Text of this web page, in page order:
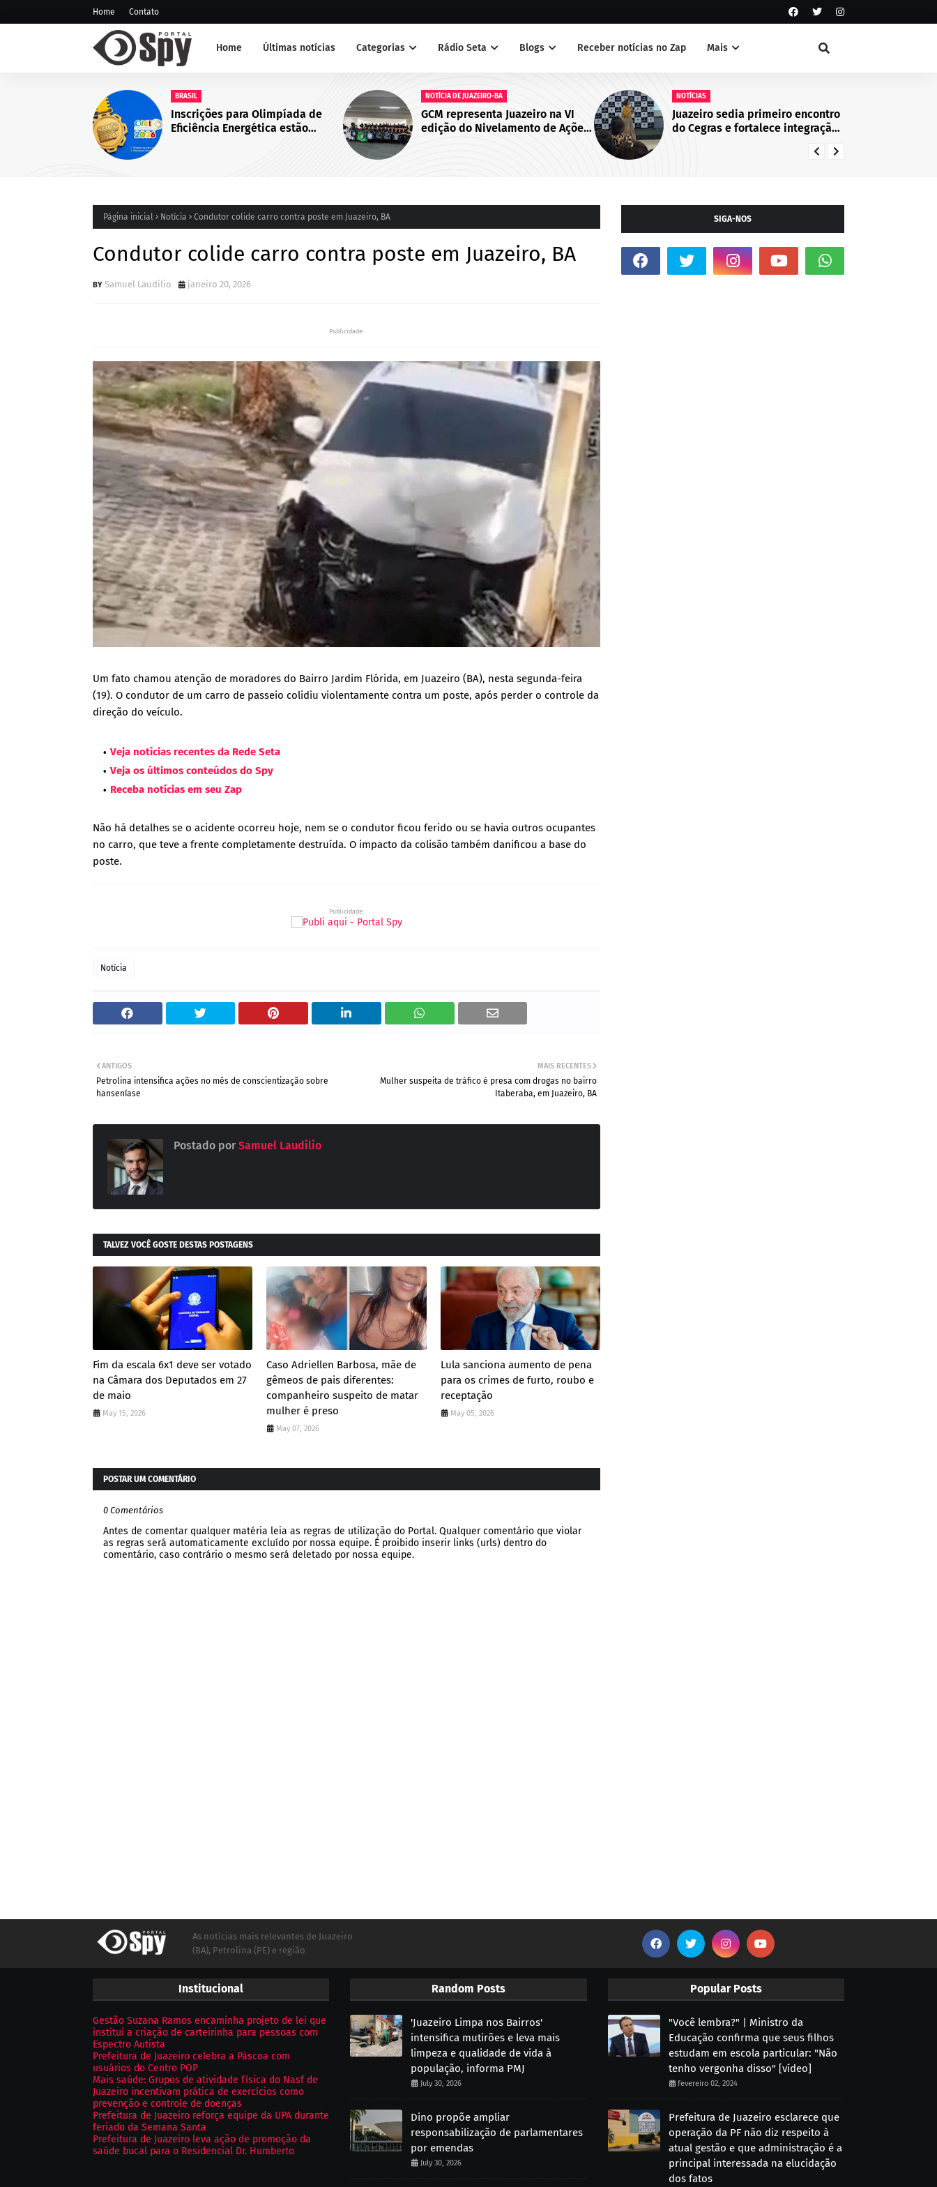
Home Contato
Home Últimas notícias Categorias Rádio Seta Blogs Receber notícias no Zap Mais
NOTÍCIA DE JUAZEIRO-BA
GCM representa Juazeiro na VI
edição do Nivelamento de Ações
Táticas (NAT-ROMU), em Cabo de
NOTÍCIAS
Juazeiro sedia primeiro encontro
do Cegras e fortalece integração
da saúde na Macrorregião Norte
NOTÍCIAS
Guarda Civil Municipal identifica
suspeito de atos de vandalismo
Página inicial Notícia Condutor colide carro contra poste em Juazeiro, BA
Condutor colide carro contra poste em Juazeiro, BA
Samuel Laudilio janeiro 20, 2026
Publicidade:
Um fato chamou atenção de moradores do Bairro Jardim Flórida, em Juazeiro (BA), nesta segunda-feira
(19). O condutor de um carro de passeio colidiu violentamente contra um poste, após perder o controle da
direção do veículo.
Veja notícias recentes da Rede Seta
Veja os últimos conteúdos do Spy
Receba notícias em seu Zap
Não há detalhes se o acidente ocorreu hoje, nem se o condutor ficou ferido ou se havia outros ocupantes
no carro, que teve a frente completamente destruída. O impacto da colisão também danificou a base do
poste.
Publicidade:
Notícia
MAIS RECENTES
Mulher suspeita de tráfico é presa com drogas no bairro
Itaberaba, em Juazeiro, BA
ANTIGOS
Petrolina intensifica ações no mês de conscientização sobre
hanseníase
Postado por Samuel Laudilio
TALVEZ VOCÊ GOSTE DESTAS POSTAGENS
Fim da escala 6x1 deve ser votado
na Câmara dos Deputados em 27
de maio
May 15, 2026
Caso Adriellen Barbosa, mãe de
gêmeos de pais diferentes:
companheiro suspeito de matar
mulher é preso
May 07, 2026
Lula sanciona aumento de pena
para os crimes de furto, roubo e
receptação
May 05, 2026
POSTAR UM COMENTÁRIO
0 Comentários
Antes de comentar qualquer matéria leia as regras de utilização do Portal. Qualquer comentário que violar
as regras será automaticamente excluído por nossa equipe. É proibido inserir links (urls) dentro do
comentário, caso contrário o mesmo será deletado por nossa equipe.
SIGA-NOS
As notícias mais relevantes de Juazeiro
(BA), Petrolina (PE) e região
Institucional
Gestão Suzana Ramos encaminha projeto de lei que
institui a criação de carteirinha para pessoas com
Espectro Autista
Prefeitura de Juazeiro celebra a Páscoa com
usuários do Centro POP
Mais saúde: Grupos de atividade física do Nasf de
Juazeiro incentivam prática de exercícios como
prevenção e controle de doenças
Prefeitura de Juazeiro reforça equipe da UPA durante
feriado da Semana Santa
Prefeitura de Juazeiro leva ação de promoção da
saúde bucal para o Residencial Dr. Humberto
Random Posts
'Juazeiro Limpa nos Bairros'
intensifica mutirões e leva mais
limpeza e qualidade de vida à
população, informa PMJ
July 30, 2026
Dino propõe ampliar
responsabilização de parlamentares
por emendas
July 30, 2026
Popular Posts
"Você lembra?" | Ministro da
Educação confirma que seus filhos
estudam em escola particular: "Não
tenho vergonha disso" [vídeo]
fevereiro 02, 2024
Prefeitura de Juazeiro esclarece que
operação da PF não diz respeito à
atual gestão e que administração é a
principal interessada na elucidação
dos fatos